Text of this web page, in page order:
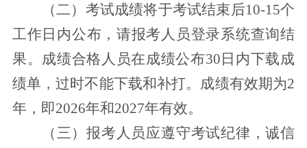
（二）考试成绩将于考试结束后10-15个
工作日内公布，请报考人员登录系统查询结
果。成绩合格人员在成绩公布30 日内下载成
绩单，过时不能下载和补打。成绩有效期为2
年，即2026年和2027年有效。
（三）报考人员应遵守考试纪律，诚信